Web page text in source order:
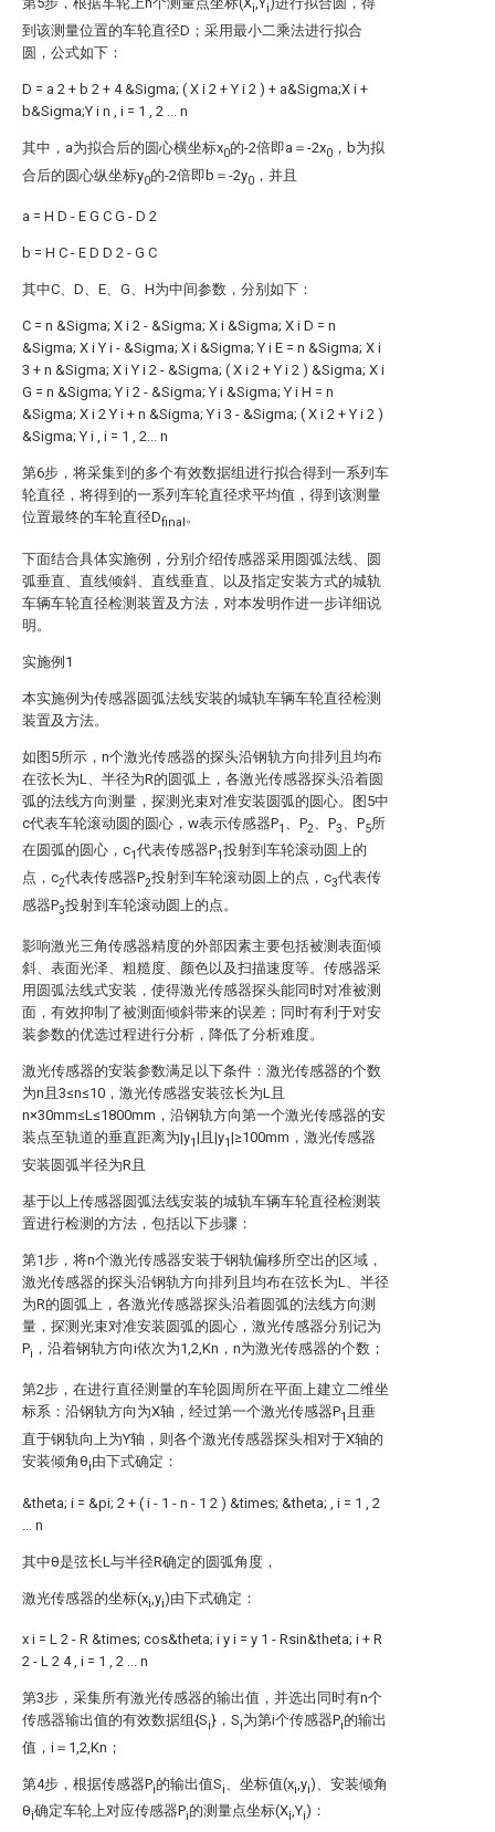
i i
到该测量位置的车轮直径D；采用最小二乘法进行拟合
圆，公式如下：
D = a 2 + b 2 + 4 &Sigma; ( X i 2 + Y i 2 ) + a&Sigma;X i +
b&Sigma;Y i n i = 1 2 n
其中，a为拟合后的圆心横坐标x0的-2倍即a＝-2x0 ，b为拟
合后的圆心纵坐标y0的-2倍即b＝-2y0 ，并且
a = H D - E G C G - D 2
b = H C - E D D 2 - G C
其中C、D、E、G、H为中间参数，分别如下：
C = n &Sigma; X i 2 - &Sigma; X i &Sigma; X i D = n
&Sigma; X i Y i - &Sigma; X i &Sigma; Y i E = n &Sigma; X i
3 + n &Sigma; X i Y i 2 - &Sigma; ( X i 2 + Y i 2 ) &Sigma; X i
G = n &Sigma; Y i 2 - &Sigma; Y i &Sigma; Y i H = n
&Sigma; X i 2 Y i + n &Sigma; Y i 3 - &Sigma; ( X i 2 + Y i 2 )
&Sigma; Y i , i = 1 , 2... n
第6步，将采集到的多个有效数据组进行拟合得到一系列车
轮直径，将得到的一系列车轮直径求平均值，得到该测量
位置最终的车轮直径Dfinal。
下面结合具体实施例，分别介绍传感器采用圆弧法线、圆
弧垂直、直线倾斜、直线垂直、以及指定安装方式的城轨
车辆车轮直径检测装置及方法，对本发明作进一步详细说
明。
实施例1
本实施例为传感器圆弧法线安装的城轨车辆车轮直径检测
装置及方法。
如图5所示，n个激光传感器的探头沿钢轨方向排列且均布
在弦长为L、半径为R的圆弧上，各激光传感器探头沿着圆
弧的法线方向测量，探测光束对准安装圆弧的圆心。图5中
c代表车轮滚动圆的圆心，w表示传感器P1 、P2 、P3 、P5所
在圆弧的圆心，c1代表传感器P1投射到车轮滚动圆上的
点，c2代表传感器P2投射到车轮滚动圆上的点，c3代表传
感器P3投射到车轮滚动圆上的点。
影响激光三角传感器精度的外部因素主要包括被测表面倾
斜、表面光泽、粗糙度、颜色以及扫描速度等。传感器采
用圆弧法线式安装，使得激光传感器探头能同时对准被测
面，有效抑制了被测面倾斜带来的误差；同时有利于对安
装参数的优选过程进行分析，降低了分析难度。
激光传感器的安装参数满足以下条件：激光传感器的个数
为n且3≤n≤10，激光传感器安装弦长为L且
n×30mm≤L≤1800mm，沿钢轨方向第一个激光传感器的安
装点至轨道的垂直距离为|y1|且|y1|≥100mm，激光传感器
安装圆弧半径为R且
基于以上传感器圆弧法线安装的城轨车辆车轮直径检测装
置进行检测的方法，包括以下步骤：
第1步，将n个激光传感器安装于钢轨偏移所空出的区域，
激光传感器的探头沿钢轨方向排列且均布在弦长为L、半径
为R的圆弧上，各激光传感器探头沿着圆弧的法线方向测
量，探测光束对准安装圆弧的圆心，激光传感器分别记为
Pi ，沿着钢轨方向i依次为1,2,Kn，n为激光传感器的个数；
第2步，在进行直径测量的车轮圆周所在平面上建立二维坐
标系：沿钢轨方向为X轴，经过第一个激光传感器P1 且垂
直于钢轨向上为Y轴，则各个激光传感器探头相对于X轴的
安装倾角θi由下式确定：
&theta; i = &pi; 2 + ( i - 1 - n - 1 2 ) &times; &theta; i = 1
2
n
其中θ是弦长L与半径R确定的圆弧角度，
激光传感器的坐标(xi ,yi)由下式确定：
x i = L 2 - R &times; cos&theta; i y i = y 1 - Rsin&theta; i + R
2 - L 2 4 , i = 1 , 2 ... n
第3步，采集所有激光传感器的输出值，并选出同时有n个
传感器输出值的有效数据组{Si}，Si为第i个传感器Pi的输出
值，i＝1,2,Kn；
第4步，根据传感器Pi的输出值Si 、坐标值(xi ,yi)、安装倾角
θi确定车轮上对应传感器Pi的测量点坐标(Xi,Yi)：